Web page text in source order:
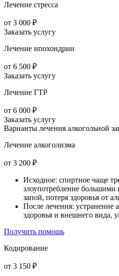
Лечение стресса
от 3 000 ₽
Заказать услугу
Лечение ипохондрии
от 6 500 ₽
Заказать услугу
Лечение ГТР
от 6 000 ₽
Заказать услугу
Варианты лечения алкогольной
Лечение алкоголизма
от 3 200 ₽
Исходное: спиртное чаще
злоупотребление большими
запой, потеря здоровья от
После лечения: устранение
здоровья и внешнего вида,
Получить помощь
Кодирование
от 3 150 ₽